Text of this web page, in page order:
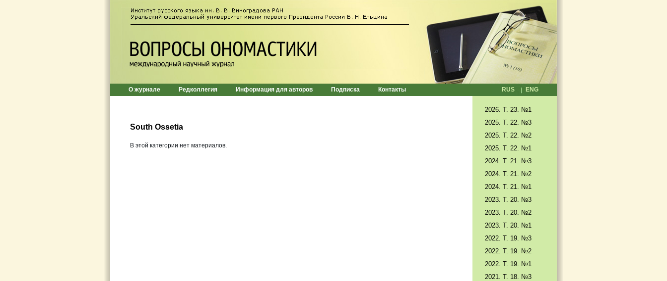
О журнале Редколлегия Информация для авторов Подписка Контакты RUS ENG
South Ossetia
В этой категории нет материалов.
2026. T. 23. №1
2025. T. 22. №3
2025. Т. 22. №2
2025. Т. 22. №1
2024. Т. 21. №3
2024. Т. 21. №2
2024. Т. 21. №1
2023. Т. 20. №3
2023. Т. 20. №2
2023. Т. 20. №1
2022. Т. 19. №3
2022. Т. 19. №2
2022. Т. 19. №1
2021. Т. 18. №3